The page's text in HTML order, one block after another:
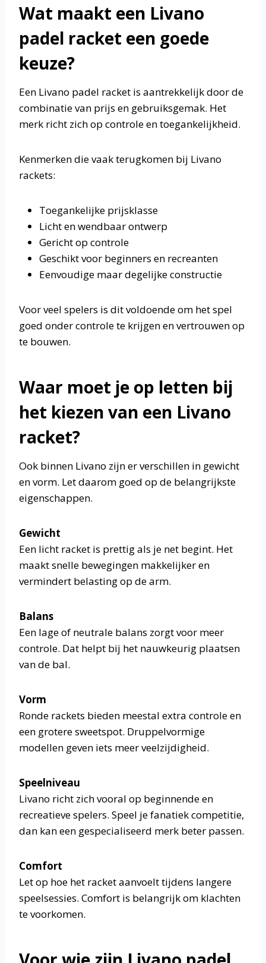
Wat maakt een Livano
padel racket een goede
keuze?
Een Livano padel racket is aantrekkelijk door de
combinatie van prijs en gebruiksgemak. Het
merk richt zich op controle en toegankelijkheid.
Kenmerken die vaak terugkomen bij Livano
rackets:
Toegankelijke prijsklasse
Licht en wendbaar ontwerp
Gericht op controle
Geschikt voor beginners en recreanten
Eenvoudige maar degelijke constructie
Voor veel spelers is dit voldoende om het spel
goed onder controle te krijgen en vertrouwen op
te bouwen.
Waar moet je op letten bij
het kiezen van een Livano
racket?
Ook binnen Livano zijn er verschillen in gewicht
en vorm. Let daarom goed op de belangrijkste
eigenschappen.
Gewicht
Een licht racket is prettig als je net begint. Het
maakt snelle bewegingen makkelijker en
vermindert belasting op de arm.
Balans
Een lage of neutrale balans zorgt voor meer
controle. Dat helpt bij het nauwkeurig plaatsen
van de bal.
Vorm
Ronde rackets bieden meestal extra controle en
een grotere sweetspot. Druppelvormige
modellen geven iets meer veelzijdigheid.
Speelniveau
Livano richt zich vooral op beginnende en
recreatieve spelers. Speel je fanatiek competitie,
dan kan een gespecialiseerd merk beter passen.
Comfort
Let op hoe het racket aanvoelt tijdens langere
speelsessies. Comfort is belangrijk om klachten
te voorkomen.